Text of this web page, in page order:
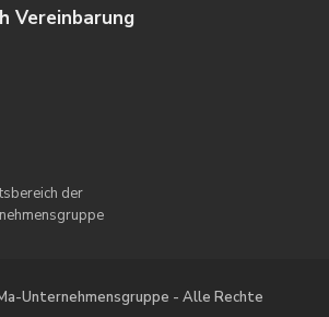
Vereinbarung
der
Unternehmensgruppe - Alle Rechte